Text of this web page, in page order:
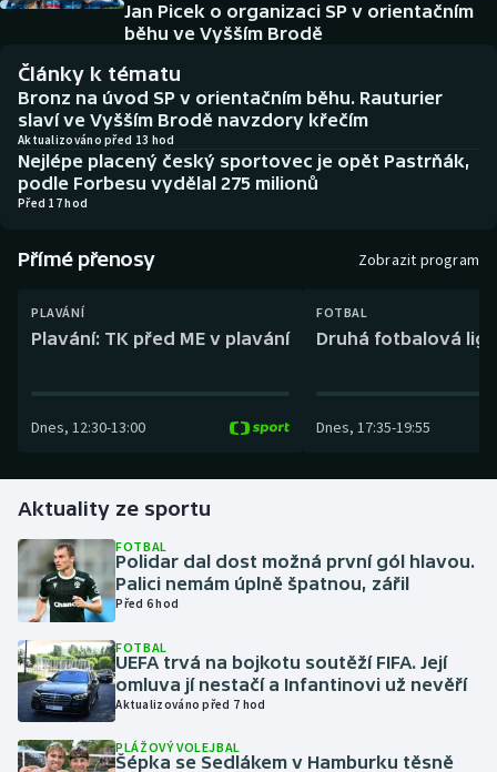
Biatlon
Boby a skeleton
Box
Curling
Dostihy
Gymnastika
Házená
Jezdectví
Judo
Krasobruslení
Historické návraty
Aplikace ČT sport
AZ kvíz
Jan Picek o organizaci SP v orientačním
běhu ve Vyšším Brodě
Články k tématu
Bronz na úvod SP v orientačním běhu. Rauturier
slaví ve Vyšším Brodě navzdory křečím
Aktualizováno před 13 hod
Nejlépe placený český sportovec je opět Pastrňák,
podle Forbesu vydělal 275 milionů
Před 17 hod
Přímé přenosy Zobrazit program
PLAVÁNÍ
Plavání: TK před ME v plavání
Dnes, 12:30-13:00
FOTBAL
Druhá fotbalová
Dnes, 17:35-19:55
Aktuality ze sportu
FOTBAL
Polidar dal dost možná první gól hlavou.
Palici nemám úplně špatnou, zářil
Před 6 hod
FOTBAL
UEFA trvá na bojkotu soutěží FIFA. Její
omluva jí nestačí a Infantinovi už nevěří
Aktualizováno před 7 hod
PLÁŽOVÝ VOLEJBAL
Šépka se Sedlákem v Hamburku těsně